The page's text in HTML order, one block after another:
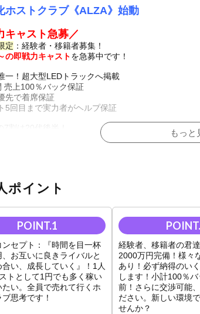
ホストクラブ《ALZA》始動
キャスト急募／
定 ：経験者・移籍者募集！
の即戦力キャストを急募中です！
一！超大型LEDトラックへ掲載
売上100％バック保証
先で着席保証
5回目まで実力者がヘルプ保証
雰囲気と、仲間想いのアットホームな環境です。
！
えて稼ぎ直したい！」
実力を発揮したい！」
を求めてリスタートをするあなたを、全力でサポー
ート体制は万全 です！
ーション×顧問弁護士が完全サポート！
もっと
ポイント
ンセプト：『時間を目一杯
お互いに良きライバルと
合い、成長していく』！1人
トとして1円でも多く稼い
たい。全員で売れて行くホ
思考です！
経験者、移籍者の君
2000万円完備！様々
あり！必ず納得のい
します！小計100％
前！さらに交渉可能
ださい。新しい環境
せんか？